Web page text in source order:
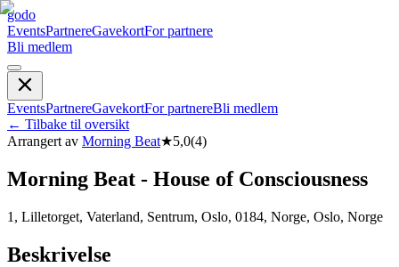
godo
EventsPartnereGavekortFor partnere
Bli medlem
EventsPartnereGavekortFor partnereBli medlem
← Tilbake til oversikt
Arrangert av Morning Beat★5,0(4)
Morning Beat - House of Consciousness
1, Lilletorget, Vaterland, Sentrum, Oslo, 0184, Norge, Oslo, Norge
Beskrivelse